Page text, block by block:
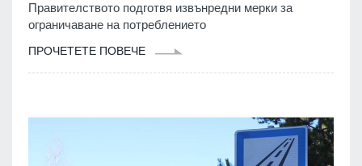
Правителството подготвя извънредни мерки за
ограничаване на потреблението
ПРОЧЕТЕТЕ ПОВЕЧЕ